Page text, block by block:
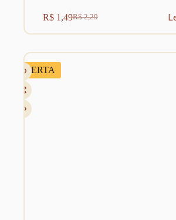
R$2,29
O
preço
era:
R$1,49O
preço
é:
OFERTA